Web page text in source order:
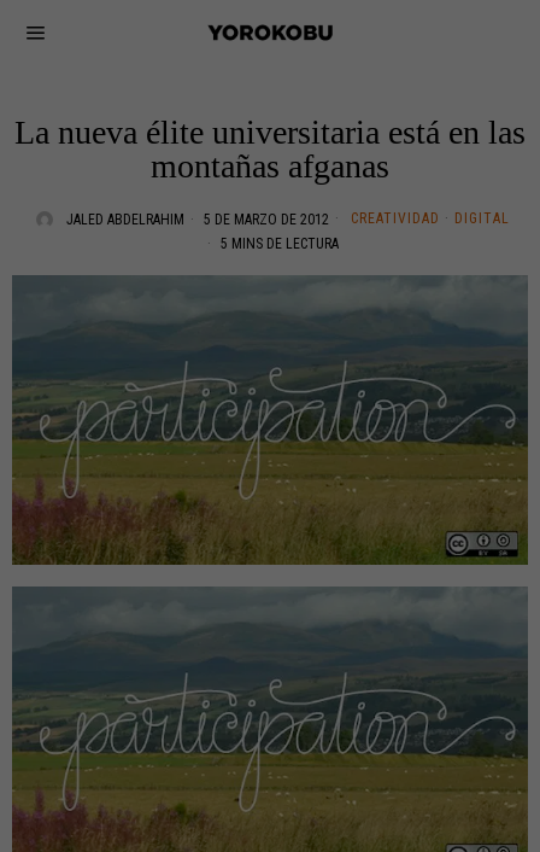
La nueva élite universitaria está en las
montañas afganas
JALED ABDELRAHIM 5 DE MARZO DE 2012 CREATIVIDAD · DIGITAL
5 MINS DE LECTURA